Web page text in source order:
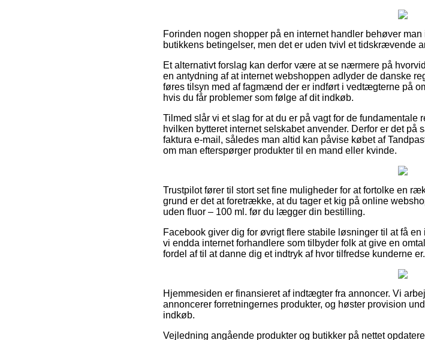
Forinden nogen shopper på en internet handler behøver
butikkens betingelser, men det er uden tvivl et tidskrævende
Et alternativt forslag kan derfor være at se nærmere på
en antydning af at internet webshoppen adlyder de danske
føres tilsyn med af fagmænd der er indført i vedtægterne på
hvis du får problemer som følge af dit indkøb.
Tilmed slår vi et slag for at du er på vagt for de
hvilken bytteret internet selskabet anvender. Derfor er det på
faktura e-mail, således man altid kan påvise købet af
om man efterspørger produkter til en mand eller kvinde.
Trustpilot fører til stort set fine muligheder for at fortolke en
grund er det at foretrække, at du tager et kig på online
uden fluor – 100 ml. før du lægger din bestilling.
Facebook giver dig for øvrigt flere stabile løsninger til at få
vi endda internet forhandlere som tilbyder folk at give en
fordel af til at danne dig et indtryk af hvor tilfredse kunderne er.
Hjemmesiden er finansieret af indtægter fra annoncer. Vi
annoncerer forretningernes produkter, og høster provision
indkøb.
Vejledning angående produkter og butikker på nettet